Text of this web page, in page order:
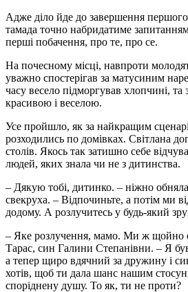
Адже діло йде до завершення
тамада точно набридатиме
перші побачення, про те, про се.
На почесному місці, навпроти
уважно спостерігав за матусиним
часу весело підморгував хлопчині,
красивою і веселою.
Усе пройшло, як за найкращим
розходились по домівках. Світлана
столів. Якось так затишно себе
людей, яких знала чи не з дитинства.
– Дякую тобі, дитинко. – ніжно обняла
свекруха. – Відпочиньте, а потім ми
додому. А розлучитесь у будь-який
– Яке розлучення, мамо. Ми ж щойно
Тарас, син Галини Степанівни. – Я
а тепер щиро вдячний за дружину і
хотів, щоб ти дала шанс нашим
споріднену душу. То як, ти не проти?